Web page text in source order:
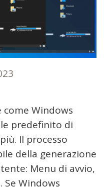
come Windows
predefinito di
Il processo
della generazione
Menu di avvio,
Windows